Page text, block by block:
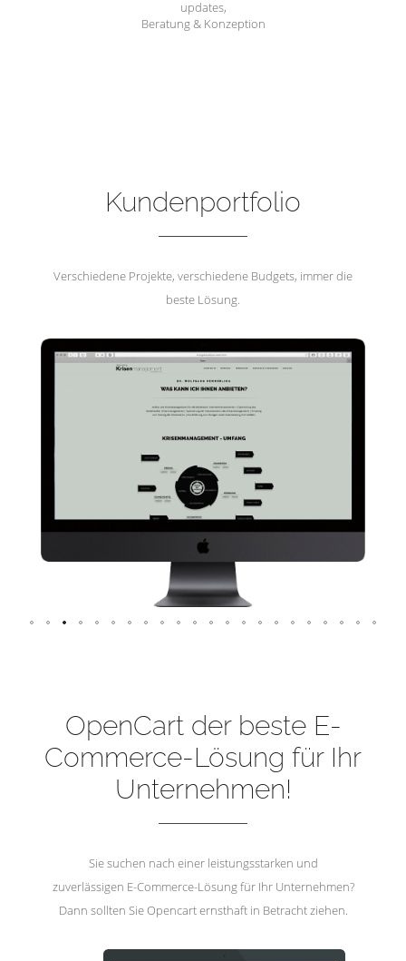
updates,
Beratung & Konzeption
Kundenportfolio
Verschiedene Projekte, verschiedene Budgets, immer die
beste Lösung.
OpenCart der beste E-
Commerce-Lösung für Ihr
Unternehmen!
Sie suchen nach einer leistungsstarken und
zuverlässigen E-Commerce-Lösung für Ihr Unternehmen?
Dann sollten Sie Opencart ernsthaft in Betracht ziehen.